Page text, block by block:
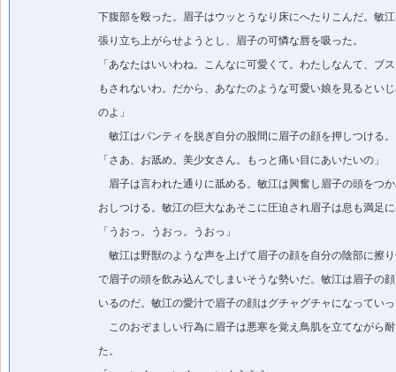
下腹部を殴った。眉子はウッとうなり床にへたりこんだ。敏
張り立ち上がらせようとし、眉子の可憐な唇を吸った。
「あなたはいいわね。こんなに可愛くて。わたしなんて、ブ
もされないわ。だから、あなたのような可愛い娘を見るとい
のよ」
敏江はパンティを脱ぎ自分の股間に眉子の顔を押しつける。
「さあ、お舐め。美少女さん。もっと痛い目にあいたいの」
眉子は言われた通りに舐める。敏江は興奮し眉子の頭をつ
おしつける。敏江の巨大なあそこに圧迫され眉子は息も満足
「うおっ。うおっ。うおっ」
敏江は野獣のような声を上げて眉子の顔を自分の陰部に擦
で眉子の頭を飲み込んでしまいそうな勢いだ。敏江は眉子の
いるのだ。敏江の愛汁で眉子の顔はグチャグチャになってい
このおぞましい行為に眉子は悪寒を覚え鳥肌を立てながら
た。